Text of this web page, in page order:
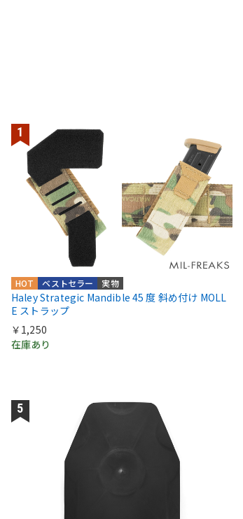
実物
ベストセラー
HOT
Haley Strategic Mandible 45 度 斜め付け MOLL
E ストラップ
￥1,250
在庫あり